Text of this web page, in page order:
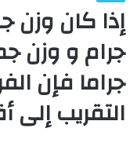
جراما فإن
التقريب